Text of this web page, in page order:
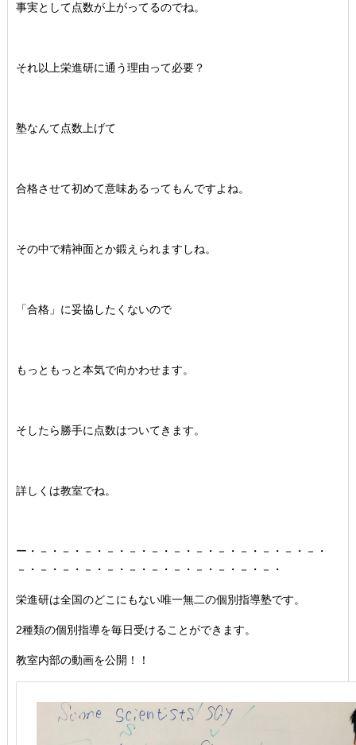
事実として点数が上がってるのでね。
それ以上栄進研に通う理由って必要？
塾なんて点数上げて
合格させて初めて意味あるってもんですよね。
その中で精神面とか鍛えられますしね。
「合格」に妥協したくないので
もっともっと本気で向かわせます。
そしたら勝手に点数はついてきます。
詳しくは教室でね。
ー・－・－・－・－・－・－・－・－・－・－・－・－・－・
－・－・－・－・－・－・－・－・－・－・－・－・
栄進研は全国のどこにもない唯一無二の個別指導塾です。
2種類の個別指導を毎日受けることができます。
教室内部の動画を公開！！